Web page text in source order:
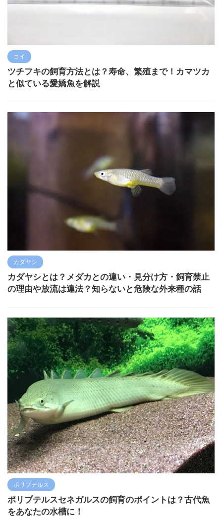
コイ
ツチフキの飼育方法とは？寿命、繁殖まで！カマツカ
と似ている愛嬌魚を解説
カダヤシ
カダヤシとは？メダカとの違い・見分け方・飼育禁止
の理由や放流は違法？知らないと危険な外来種の話
ポリプテルス
ポリプテルスセネガルスの飼育のポイントは？古代魚
をあなたの水槽に！